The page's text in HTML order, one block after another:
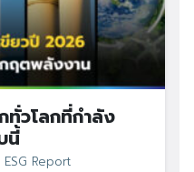
ทั่วโลกที่กำลัง
นี้
ESG Report